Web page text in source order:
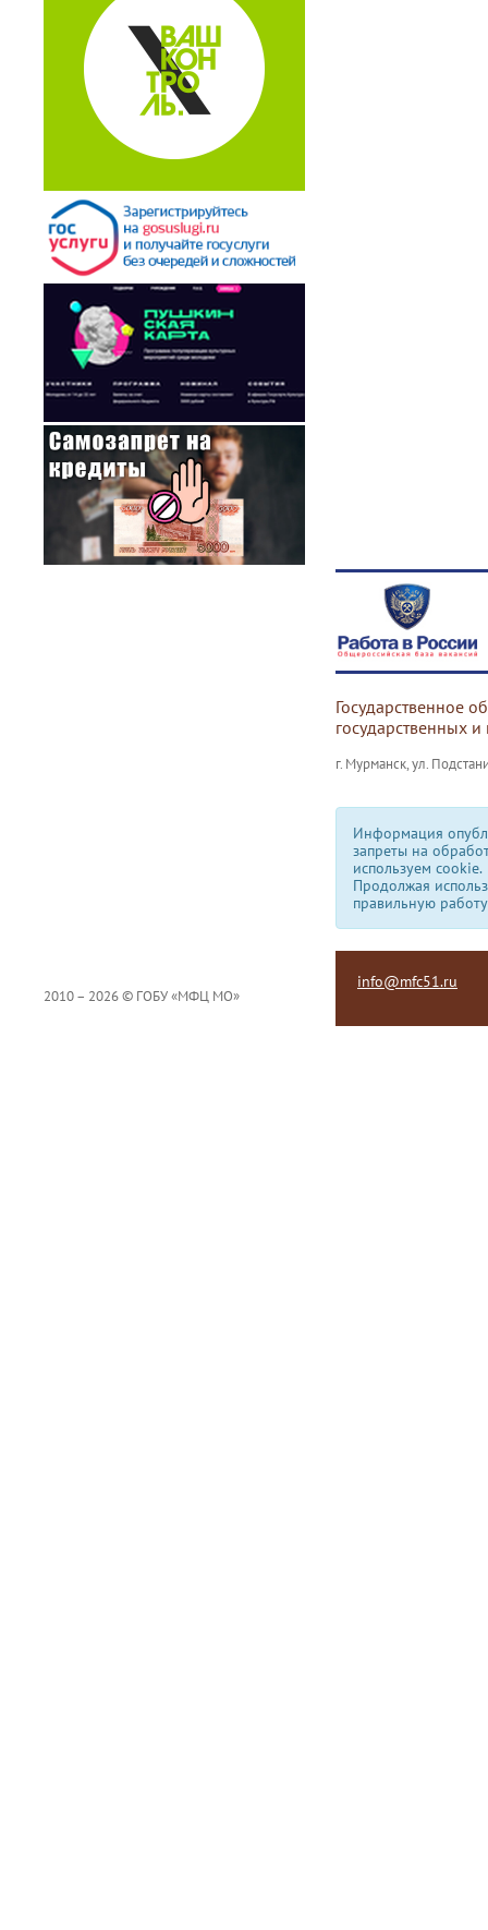
Государственное
государственных
г. Мурманск, ул.
Информация
запреты на
используем сookie.
Продолжая
правильную
2010 – 2026 © ГОБУ «МФЦ МО»
info@mfc51.ru